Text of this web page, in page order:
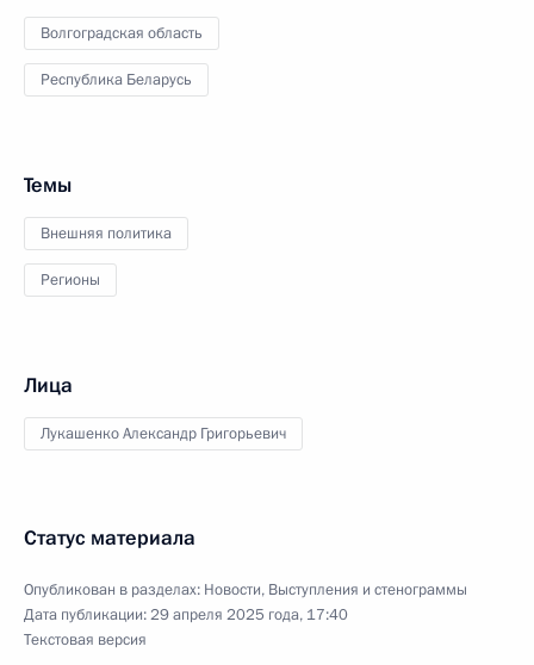
Волгоградская область
Республика Беларусь
Темы
Внешняя политика
Регионы
Лица
Лукашенко Александр Григорьевич
Статус материала
Опубликован в разделах: Новости, Выступления и стенограммы
Дата публикации:29 апреля 2025 года, 17:40
Текстовая версия